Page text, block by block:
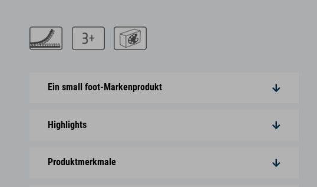
Ein small foot-Markenprodukt
Highlights
Produktmerkmale